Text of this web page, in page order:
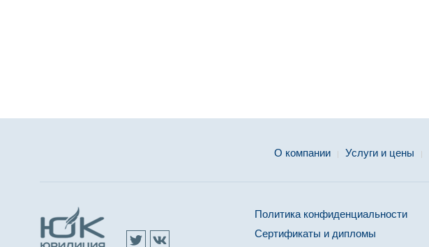
О компании Услуги и цены
Политика конфиденциальности
Сертификаты и дипломы